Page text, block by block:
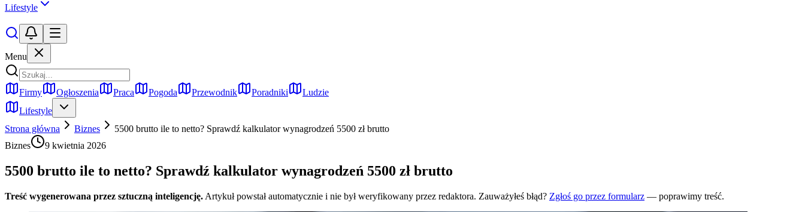
Lifestyle
Menu
Firmy Ogłoszenia Praca Pogoda Przewodnik Poradniki
Ludzie
Lifestyle
Strona główna
Biznes
5500 brutto ile to netto? Sprawdź kalkulator wynagrodzeń 5500 zł brutto
Biznes
9 kwietnia 2026
5500 brutto ile to netto? Sprawdź kalkulator wynagrodzeń 5500 zł brutto
Treść wygenerowana przez sztuczną inteligencję. Artykuł powstał automatycznie i nie był weryfikowany przez redaktora. Zauważyłeś błąd? Zgłoś go przez formularz — poprawimy treść.